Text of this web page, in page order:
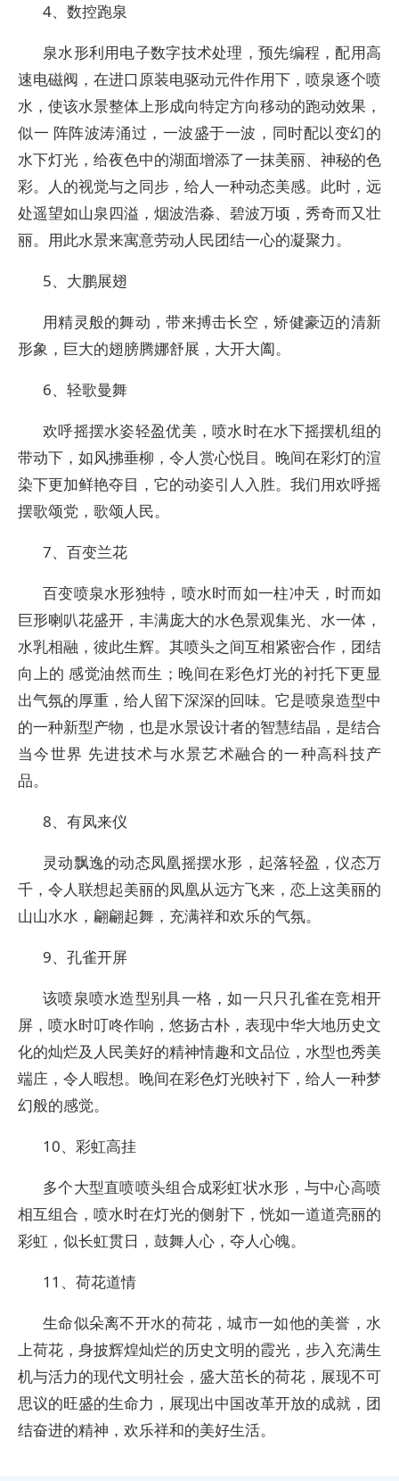
4、数控跑泉
泉水形利用电子数字技术处理，预先编程，配用高
速电磁阀，在进口原装电驱动元件作用下，喷泉逐个喷
水，使该水景整体上形成向特定方向移动的跑动效果，
似一 阵阵波涛涌过，一波盛于一波，同时配以变幻的
水下灯光，给夜色中的湖面增添了一抹美丽、神秘的色
彩。人的视觉与之同步，给人一种动态美感。此时，远
处遥望如山泉四溢，烟波浩淼、碧波万顷，秀奇而又壮
丽。用此水景来寓意劳动人民团结一心的凝聚力。
5、大鹏展翅
用精灵般的舞动，带来搏击长空，矫健豪迈的清新
形象，巨大的翅膀腾娜舒展，大开大阖。
6、轻歌曼舞
欢呼摇摆水姿轻盈优美，喷水时在水下摇摆机组的
带动下，如风拂垂柳，令人赏心悦目。晚间在彩灯的渲
染下更加鲜艳夺目，它的动姿引人入胜。我们用欢呼摇
摆歌颂党，歌颂人民。
7、百变兰花
百变喷泉水形独特，喷水时而如一柱冲天，时而如
巨形喇叭花盛开，丰满庞大的水色景观集光、水一体，
水乳相融，彼此生辉。其喷头之间互相紧密合作，团结
向上的 感觉油然而生；晚间在彩色灯光的衬托下更显
出气氛的厚重，给人留下深深的回味。它是喷泉造型中
的一种新型产物，也是水景设计者的智慧结晶，是结合
当今世界 先进技术与水景艺术融合的一种高科技产
品。
8、有凤来仪
灵动飘逸的动态凤凰摇摆水形，起落轻盈，仪态万
千，令人联想起美丽的凤凰从远方飞来，恋上这美丽的
山山水水，翩翩起舞，充满祥和欢乐的气氛。
9、孔雀开屏
该喷泉喷水造型别具一格，如一只只孔雀在竞相开
屏，喷水时叮咚作响，悠扬古朴，表现中华大地历史文
化的灿烂及人民美好的精神情趣和文品位，水型也秀美
端庄，令人暇想。晚间在彩色灯光映衬下，给人一种梦
幻般的感觉。
10、彩虹高挂
多个大型直喷喷头组合成彩虹状水形，与中心高喷
相互组合，喷水时在灯光的侧射下，恍如一道道亮丽的
彩虹，似长虹贯日，鼓舞人心，夺人心魄。
11、荷花道情
生命似朵离不开水的荷花，城市一如他的美誉，水
上荷花，身披辉煌灿烂的历史文明的霞光，步入充满生
机与活力的现代文明社会，盛大茁长的荷花，展现不可
思议的旺盛的生命力，展现出中国改革开放的成就，团
结奋进的精神，欢乐祥和的美好生活。